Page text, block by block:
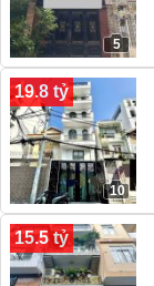
5
19.8 tỷ
10
15.5 tỷ